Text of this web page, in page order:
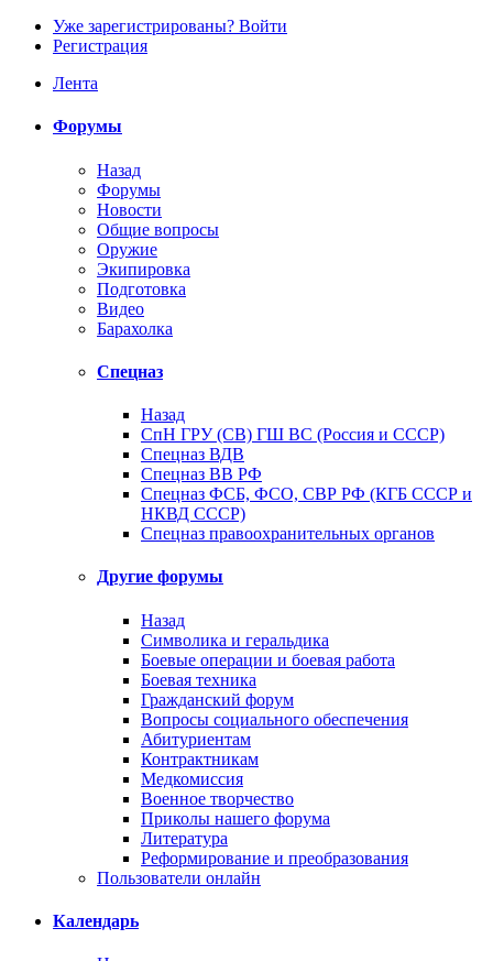
Уже зарегистрированы? Войти
Регистрация
Лента
Форумы
Назад
Форумы
Новости
Общие вопросы
Оружие
Экипировка
Подготовка
Видео
Барахолка
Спецназ
Назад
СпН ГРУ (СВ) ГШ ВС (Россия и СССР)
Спецназ ВДВ
Спецназ ВВ РФ
Спецназ ФСБ, ФСО, СВР РФ (КГБ СССР и
НКВД СССР)
Спецназ правоохранительных органов
Другие форумы
Назад
Символика и геральдика
Боевые операции и боевая работа
Боевая техника
Гражданский форум
Вопросы социального обеспечения
Абитуриентам
Контрактникам
Медкомиссия
Военное творчество
Приколы нашего форума
Литература
Реформирование и преобразования
Пользователи онлайн
Календарь